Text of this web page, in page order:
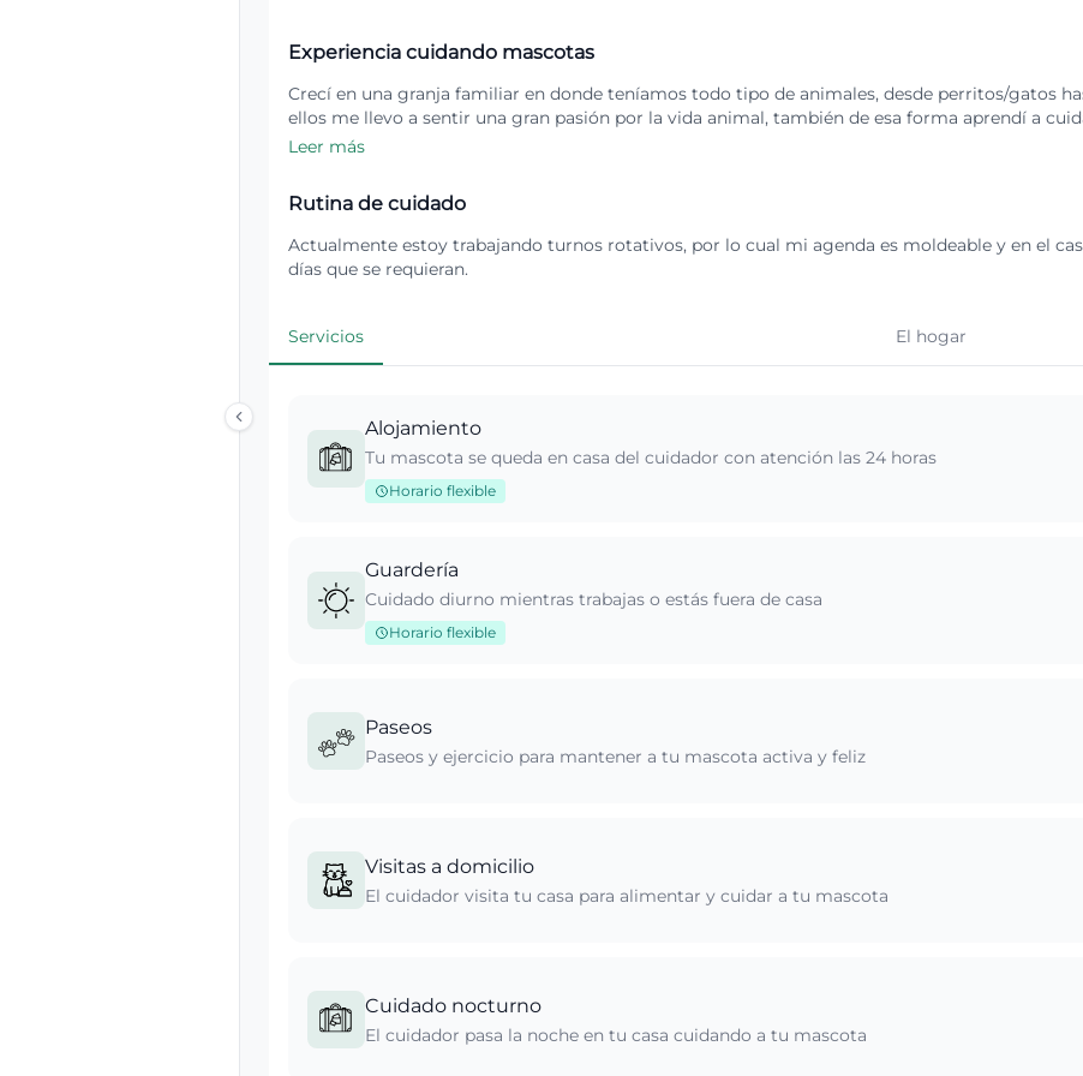
Experiencia cuidando mascotas
Crecí en una granja familiar en donde teníamos todo tipo de animales, desde perritos/gatos
ellos me llevo a sentir una gran pasión por la vida animal, también de esa forma aprendí a
Leer más
Rutina de cuidado
Actualmente estoy trabajando turnos rotativos, por lo cual mi agenda es moldeable y en el
días que se requieran.
Servicios El hogar
Alojamiento
Tu mascota se queda en casa del cuidador con atención las 24 horas
Horario flexible
Guardería
Cuidado diurno mientras trabajas o estás fuera de casa
Horario flexible
Paseos
Paseos y ejercicio para mantener a tu mascota activa y feliz
Visitas a domicilio
El cuidador visita tu casa para alimentar y cuidar a tu mascota
Cuidado nocturno
El cuidador pasa la noche en tu casa cuidando a tu mascota